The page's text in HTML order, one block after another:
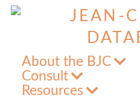
About the BJC
Consult
Resources